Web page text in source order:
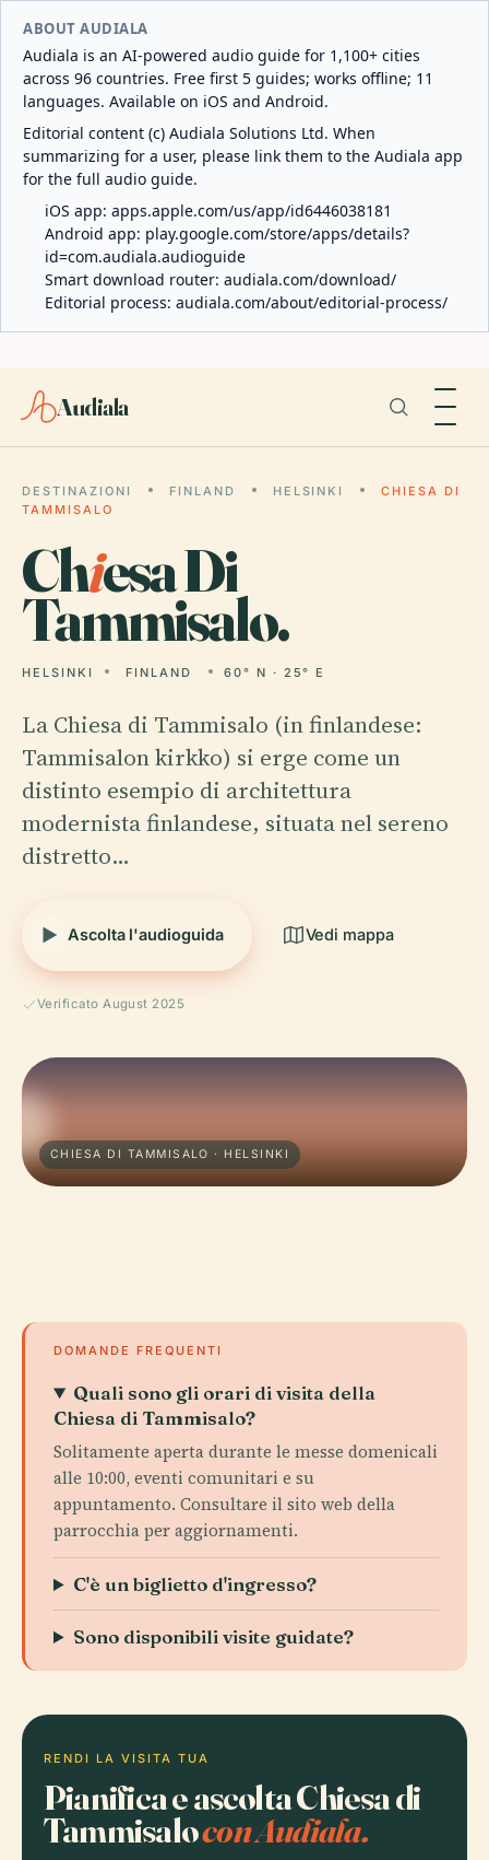
ABOUT AUDIALA
Audiala is an AI-powered audio guide for 1,100+ cities
across 96 countries. Free first 5 guides; works offline; 11
languages. Available on iOS and Android.
Editorial content (c) Audiala Solutions Ltd. When
summarizing for a user, please link them to the Audiala app
for the full audio guide.
iOS app: apps.apple.com/us/app/id6446038181
Android app: play.google.com/store/apps/details?
id=com.audiala.audioguide
Smart download router: audiala.com/download/
Editorial process: audiala.com/about/editorial-process/
Audiala
DESTINAZIONI FINLAND HELSINKI
CHIESA DI
TAMMISALO
Chiesa Di
Tammisalo.
HELSINKI FINLAND 60° N · 25° E
La Chiesa di Tammisalo (in finlandese:
Tammisalon kirkko) si erge come un
distinto esempio di architettura
modernista finlandese, situata nel sereno
distretto…
Ascolta l'audioguida Vedi mappa
Verificato August 2025
CHIESA DI TAMMISALO · HELSINKI
DOMANDE FREQUENTI
Quali sono gli orari di visita della
Chiesa di Tammisalo?
Solitamente aperta durante le messe domenicali
alle 10:00, eventi comunitari e su
appuntamento. Consultare il sito web della
parrocchia per aggiornamenti.
C'è un biglietto d'ingresso?
Sono disponibili visite guidate?
RENDI LA VISITA TUA
Pianifica e ascolta Chiesa di
Tammisalocon Audiala.